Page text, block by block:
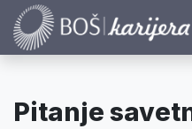
Pitanje